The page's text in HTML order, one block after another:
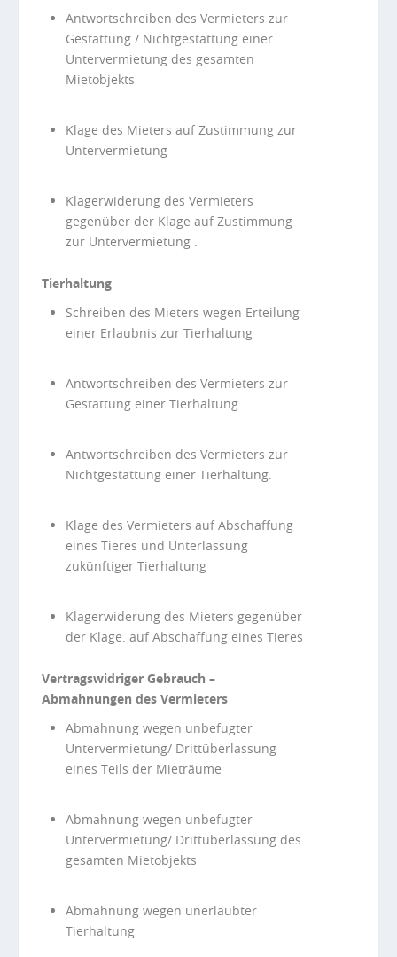
Antwortschreiben des Vermieters zur
Gestattung / Nichtgestattung einer
Untervermietung des gesamten
Mietobjekts
Klage des Mieters auf Zustimmung zur
Untervermietung
Klagerwiderung des Vermieters
gegenüber der Klage auf Zustimmung
zur Untervermietung .
Tierhaltung
Schreiben des Mieters wegen Erteilung
einer Erlaubnis zur Tierhaltung
Antwortschreiben des Vermieters zur
Gestattung einer Tierhaltung .
Antwortschreiben des Vermieters zur
Nichtgestattung einer Tierhaltung.
Klage des Vermieters auf Abschaffung
eines Tieres und Unterlassung
zukünftiger Tierhaltung
Klagerwiderung des Mieters gegenüber
der Klage. auf Abschaffung eines Tieres
Vertragswidriger Gebrauch –
Abmahnungen des Vermieters
Abmahnung wegen unbefugter
Untervermietung/ Drittüberlassung
eines Teils der Mieträume
Abmahnung wegen unbefugter
Untervermietung/ Drittüberlassung des
gesamten Mietobjekts
Abmahnung wegen unerlaubter
Tierhaltung